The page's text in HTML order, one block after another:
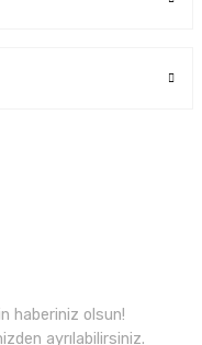
haberiniz olsun!
ayrılabilirsiniz.